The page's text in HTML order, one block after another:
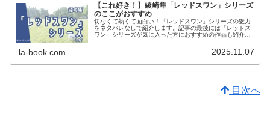
【これ好き！】綾崎隼「レッドスワン」シリーズ
のここがおすすめ
切なくて熱くて面白い！「レッドスワン」シリーズの魅力
をネタバレなしで紹介します。記事の最後には「レッドス
ワン」シリーズが気に入った方におすすめの作品も紹介し
la-book.com 2025.11.07
目次へ